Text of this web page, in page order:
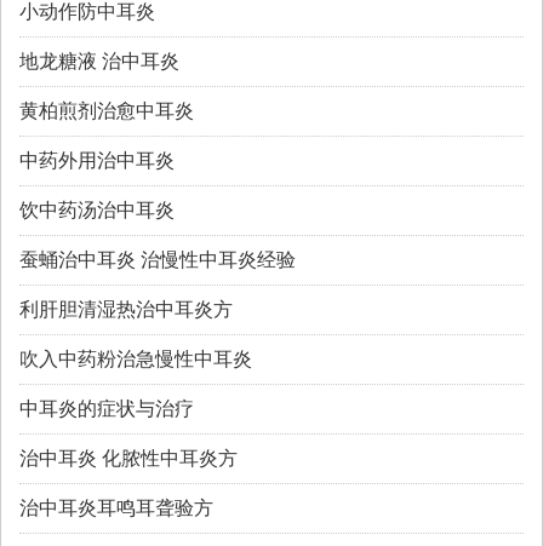
小动作防中耳炎
地龙糖液 治中耳炎
黄柏煎剂治愈中耳炎
中药外用治中耳炎
饮中药汤治中耳炎
蚕蛹治中耳炎 治慢性中耳炎经验
利肝胆清湿热治中耳炎方
吹入中药粉治急慢性中耳炎
中耳炎的症状与治疗
治中耳炎 化脓性中耳炎方
治中耳炎耳鸣耳聋验方